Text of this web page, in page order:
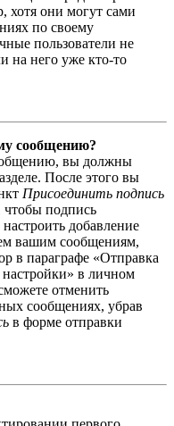
хотя они могут сами
по своему
пользователи не
на него уже кто-то
сообщению?
вы должны
После этого вы
Присоединить подпись
чтобы подпись
добавление
вашим сообщениям,
в параграфе «Отправка
в личном
отменить
сообщениях, убрав
в форме отправки